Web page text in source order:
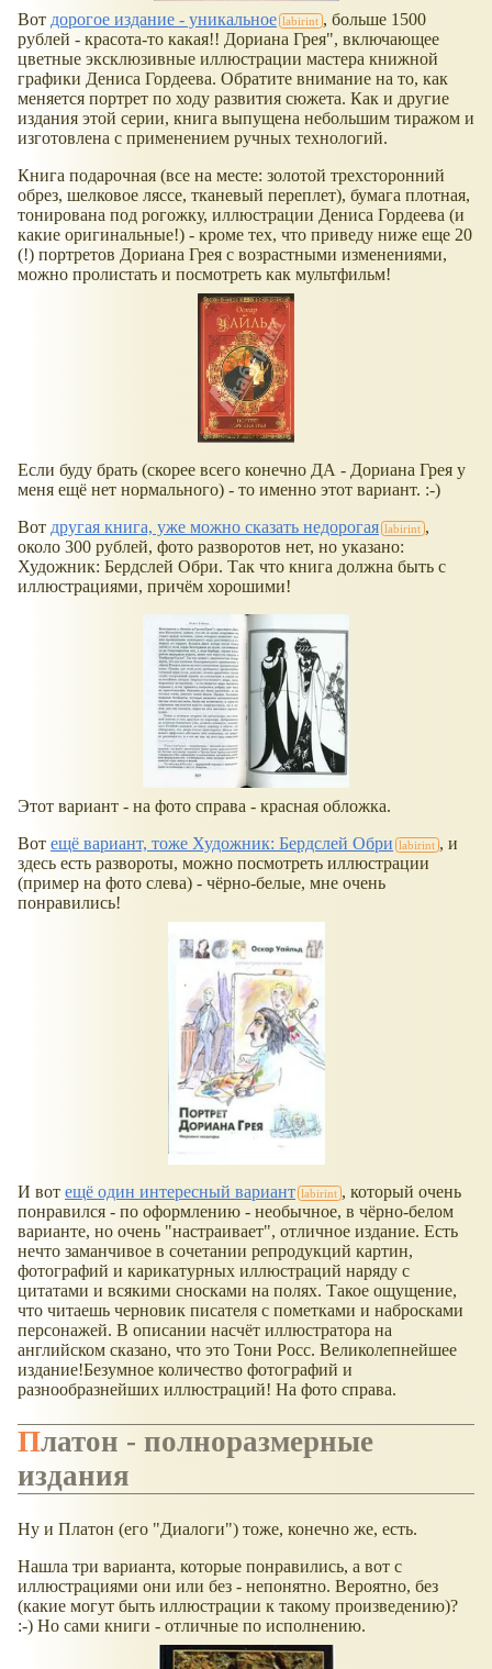
Вот дорогое издание - уникальное
, больше 1500
рублей - красота-то какая!! Дориана Грея", включающее
цветные эксклюзивные иллюстрации мастера книжной
графики Дениса Гордеева. Обратите внимание на то, как
меняется портрет по ходу развития сюжета. Как и другие
издания этой серии, книга выпущена небольшим тиражом и
изготовлена с применением ручных технологий.
Книга подарочная (все на месте: золотой трехсторонний
обрез, шелковое ляссе, тканевый переплет), бумага плотная,
тонирована под рогожку, иллюстрации Дениса Гордеева (и
какие оригинальные!) - кроме тех, что приведу ниже еще 20
(!) портретов Дориана Грея с возрастными изменениями,
можно пролистать и посмотреть как мультфильм!
Если буду брать (скорее всего конечно ДА - Дориана Грея у
меня ещё нет нормального) - то именно этот вариант. :-)
Вот другая книга, уже можно сказать недорогая
,
около 300 рублей, фото разворотов нет, но указано:
Художник: Бердслей Обри. Так что книга должна быть с
иллюстрациями, причём хорошими!
Этот вариант - на фото справа - красная обложка.
Вот ещё вариант, тоже Художник: Бердслей Обри
, и
здесь есть развороты, можно посмотреть иллюстрации
(пример на фото слева) - чёрно-белые, мне очень
понравились!
И вот ещё один интересный вариант
, который очень
понравился - по оформлению - необычное, в чёрно-белом
варианте, но очень "настраивает", отличное издание. Есть
нечто заманчивое в сочетании репродукций картин,
фотографий и карикатурных иллюстраций наряду с
цитатами и всякими сносками на полях. Такое ощущение,
что читаешь черновик писателя с пометками и набросками
персонажей. В описании насчёт иллюстратора на
английском сказано, что это Тони Росс. Великолепнейшее
издание!Безумное количество фотографий и
разнообразнейших иллюстраций! На фото справа.
Платон - полноразмерные
издания
Ну и Платон (его "Диалоги") тоже, конечно же, есть.
Нашла три варианта, которые понравились, а вот с
иллюстрациями они или без - непонятно. Вероятно, без
(какие могут быть иллюстрации к такому произведению)?
:-) Но сами книги - отличные по исполнению.